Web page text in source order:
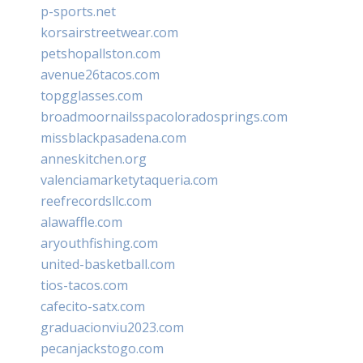
p-sports.net
korsairstreetwear.com
petshopallston.com
avenue26tacos.com
topgglasses.com
broadmoornailsspacoloradosprings.com
missblackpasadena.com
anneskitchen.org
valenciamarketytaqueria.com
reefrecordsllc.com
alawaffle.com
aryouthfishing.com
united-basketball.com
tios-tacos.com
cafecito-satx.com
graduacionviu2023.com
pecanjackstogo.com